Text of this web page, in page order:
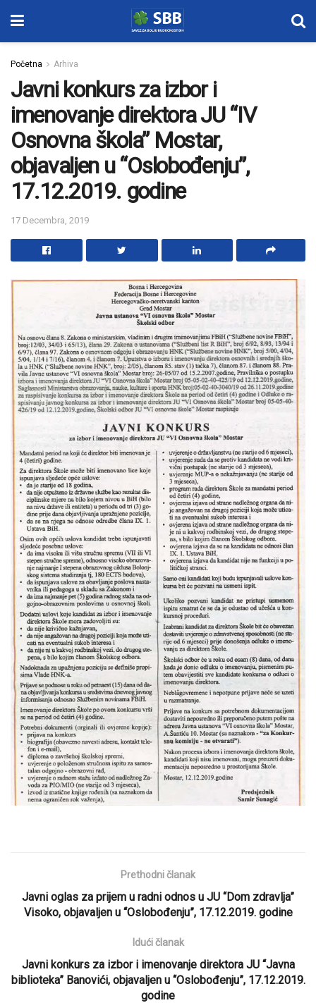
Početna Arhiva
Javni konkurs za izbor i
imenovanje direktora JU “IV
Osnovna škola” Mostar,
objavaljen u “Oslobođenju”,
17.12.2019. godine
17 Decembra, 2019
Prethodni članak
Javni oglas za prijem u radni odnos u JU “Dom zdravlja”
Visoko, objavaljen u “Oslobođenju”, 17.12.2019. godine
Idući članak
Javni konkurs za izbor i imenovanje direktora JU “Javna
biblioteka” Banovići, objavaljen u “Oslobođenju”, 17.12.2019.
godine